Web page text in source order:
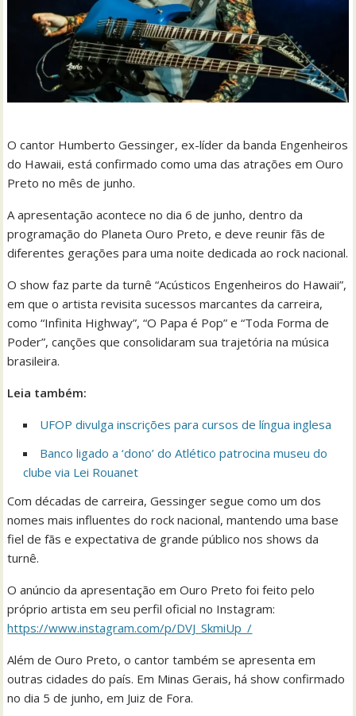
O cantor Humberto Gessinger, ex-líder da banda Engenheiros
do Hawaii, está confirmado como uma das atrações em Ouro
Preto no mês de junho.
A apresentação acontece no dia 6 de junho, dentro da
programação do Planeta Ouro Preto, e deve reunir fãs de
diferentes gerações para uma noite dedicada ao rock nacional.
O show faz parte da turnê “Acústicos Engenheiros do Hawaii”,
em que o artista revisita sucessos marcantes da carreira,
como “Infinita Highway”, “O Papa é Pop” e “Toda Forma de
Poder”, canções que consolidaram sua trajetória na música
brasileira.
Leia também:
UFOP divulga inscrições para cursos de língua inglesa
Banco ligado a ‘dono’ do Atlético patrocina museu do
clube via Lei Rouanet
Com décadas de carreira, Gessinger segue como um dos
nomes mais influentes do rock nacional, mantendo uma base
fiel de fãs e expectativa de grande público nos shows da
turnê.
O anúncio da apresentação em Ouro Preto foi feito pelo
próprio artista em seu perfil oficial no Instagram:
https://www.instagram.com/p/DVJ_SkmiUp_/
Além de Ouro Preto, o cantor também se apresenta em
outras cidades do país. Em Minas Gerais, há show confirmado
no dia 5 de junho, em Juiz de Fora.